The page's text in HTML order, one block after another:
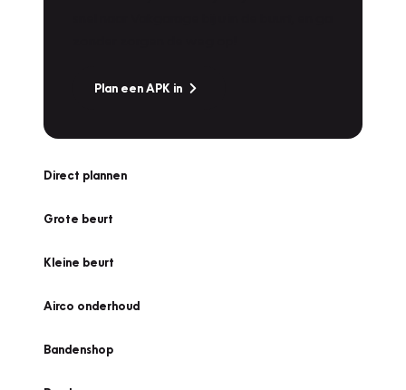
Plan een APK in
Direct plannen
Grote beurt
Kleine beurt
Airco onderhoud
Bandenshop